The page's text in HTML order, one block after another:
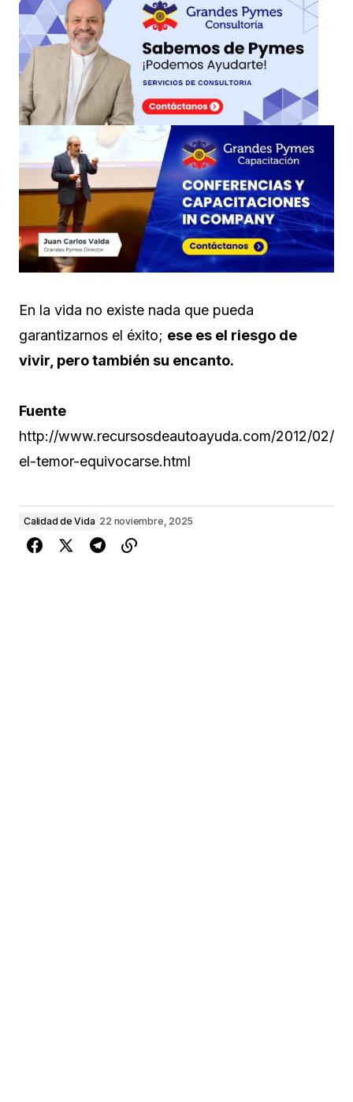
En la vida no existe nada que pueda
garantizarnos el éxito; ese es el riesgo de
vivir, pero también su encanto.
Fuente
http://www.recursosdeautoayuda.com/2012/02/
el-temor-equivocarse.html
Calidad de Vida 22 noviembre, 2025